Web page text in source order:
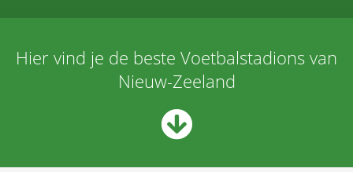
Hier vind je de beste Voetbalstadions van
Nieuw-Zeeland